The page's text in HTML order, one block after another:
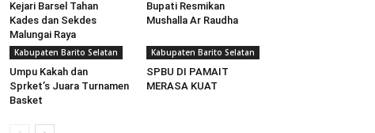
Kejari Barsel Tahan
Kades dan Sekdes
Malungai Raya
Bupati Resmikan
Mushalla Ar Raudha
Kabupaten Barito Selatan
Umpu Kakah dan
Sprket’s Juara Turnamen
Basket
Kabupaten Barito Selatan
SPBU DI PAMAIT
MERASA KUAT